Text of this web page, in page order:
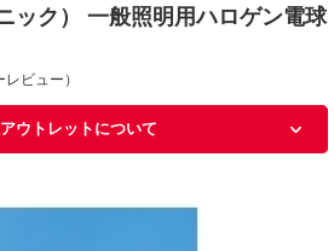
ック） 一般照明用ハロゲン電球
ビュー）
ウトレットについて